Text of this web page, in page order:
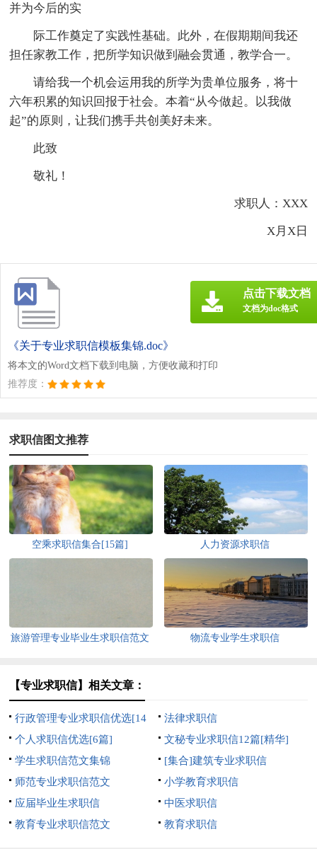
并为今后的实
际工作奠定了实践性基础。此外，在假期期间我还
担任家教工作，把所学知识做到融会贯通，教学合一。
请给我一个机会运用我的所学为贵单位服务，将十
六年积累的知识回报于社会。本着“从今做起。以我做
起”的原则，让我们携手共创美好未来。
此致
敬礼！
求职人：XXX
X月X日
《关于专业求职信模板集锦.doc》
将本文的Word文档下载到电脑，方便收藏和打印
推荐度：
点击下载文档
文档为doc格式
求职信图文推荐
空乘求职信集合[15篇] 人力资源求职信
旅游管理专业毕业生求职信范文 物流专业学生求职信
【专业求职信】相关文章：
行政管理专业求职信优选[14
篇]
法律求职信
个人求职信优选[6篇]
文秘专业求职信12篇[精华]
学生求职信范文集锦
[集合]建筑专业求职信
师范专业求职信范文
小学教育求职信
应届毕业生求职信
中医求职信
教育专业求职信范文
教育求职信